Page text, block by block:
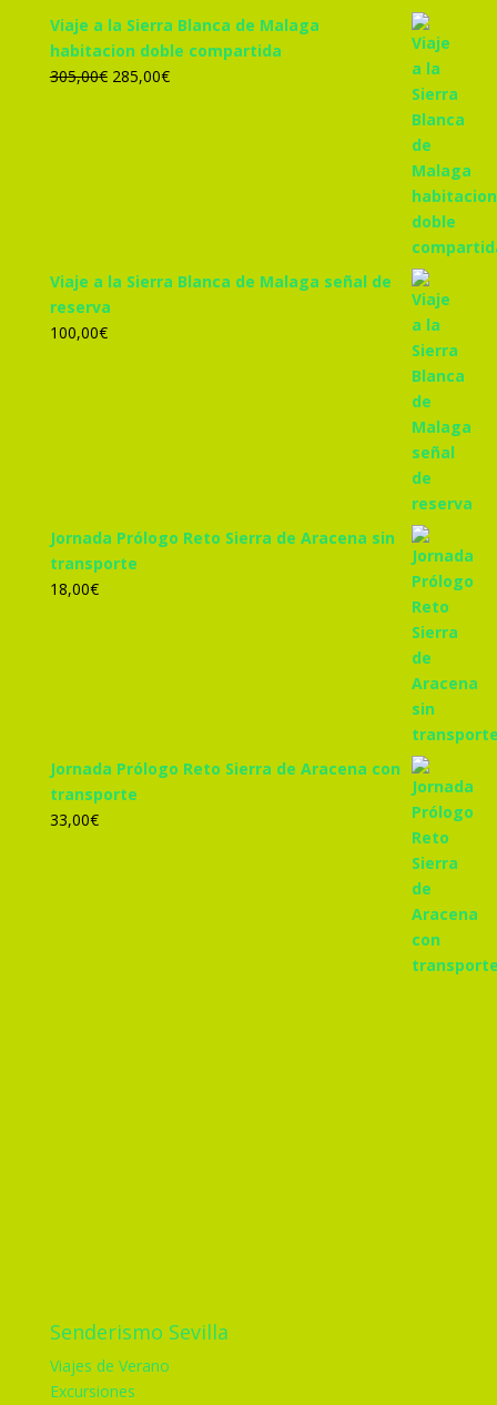
Viaje a la Sierra Blanca de Malaga
habitacion doble compartida
305,00€ El
285,00€El
Viaje a la Sierra Blanca de Malaga señal de
reserva
100,00€
Jornada Prólogo Reto Sierra de Aracena sin
transporte
18,00€
Jornada Prólogo Reto Sierra de Aracena con
transporte
33,00€
Senderismo Sevilla
Viajes de Verano
Excursiones